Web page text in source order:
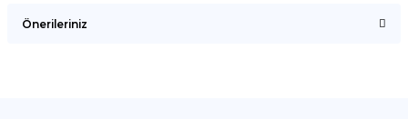
Önerileriniz